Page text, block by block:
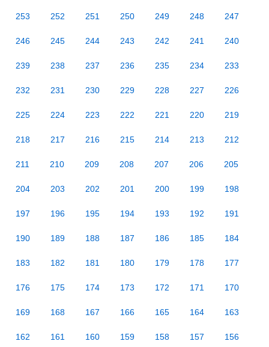
253 252 251 250 249 248 247
246 245 244 243 242 241 240
239 238 237 236 235 234 233
232 231 230 229 228 227 226
225 224 223 222 221 220 219
218 217 216 215 214 213 212
211 210 209 208 207 206 205
204 203 202 201 200 199 198
197 196 195 194 193 192 191
190 189 188 187 186 185 184
183 182 181 180 179 178 177
176 175 174 173 172 171 170
169 168 167 166 165 164 163
162 161 160 159 158 157 156